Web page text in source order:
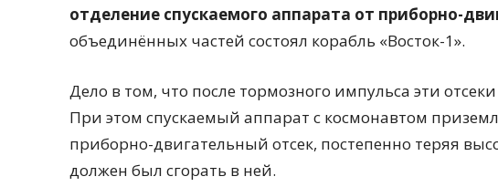
отделение спускаемого аппарата от приборно-
объединённых частей состоял корабль «Восток-1».
Дело в том, что после тормозного импульса эти
При этом спускаемый аппарат с космонавтом
приборно-двигательный отсек, постепенно теряя
должен был сгорать в ней.